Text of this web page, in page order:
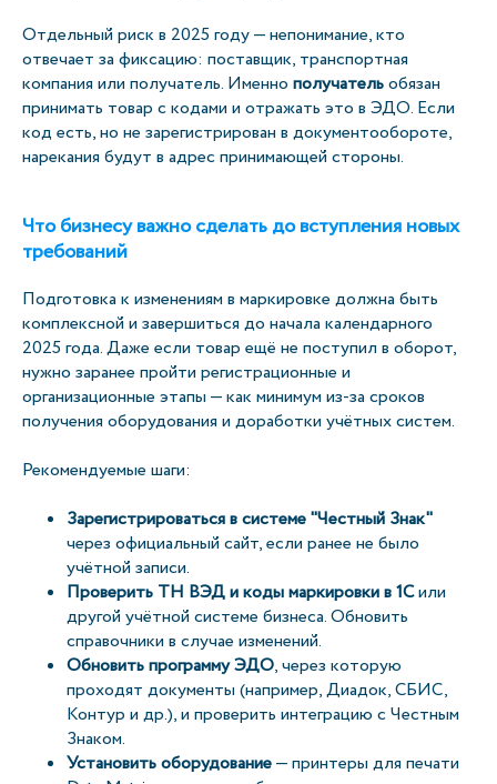
Отдельный риск в 2025 году — непонимание, кто
отвечает за фиксацию: поставщик, транспортная
компания или получатель. Именно получательобязан
принимать товар с кодами и отражать это в ЭДО. Если
код есть, но не зарегистрирован в документообороте,
нарекания будут в адрес принимающей стороны.
Что бизнесу важно сделать до вступления новых
требований
Подготовка к изменениям в маркировке должна быть
комплексной и завершиться до начала календарного
2025 года. Даже если товар ещё не поступил в оборот,
нужно заранее пройти регистрационные и
организационные этапы — как минимум из-за сроков
получения оборудования и доработки учётных систем.
Рекомендуемые шаги:
Зарегистрироваться в системе "Честный Знак"
через официальный сайт, если ранее не было
учётной записи.
Проверить ТН ВЭД и коды маркировки в 1Сили
другой учётной системе бизнеса. Обновить
справочники в случае изменений.
Обновить программу ЭДО, через которую
проходят документы (например, Диадок, СБИС,
Контур и др.), и проверить интеграцию с Честным
Знаком.
Установить оборудование— принтеры для печати